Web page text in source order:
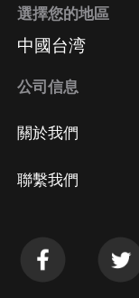
選擇您的地區
中國台湾
公司信息
關於我們
聯繫我們